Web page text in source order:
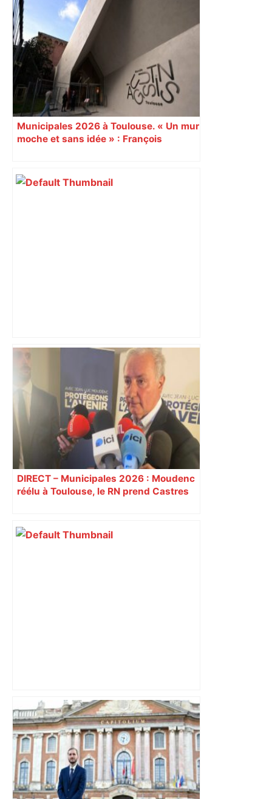
Municipales 2026 à Toulouse. « Un mur
moche et sans idée » : François
Augustins
A680 Toulouse fermée dans les 2 sens
– Radio VINCI Autoroutes
DIRECT – Municipales 2026 : Moudenc
réélu à Toulouse, le RN prend Castres
"C’est l’une des plus fortes
fréquentations du circuit" : Toulouse
est-elle la capitale du poker amateur –
ladepeche.fr